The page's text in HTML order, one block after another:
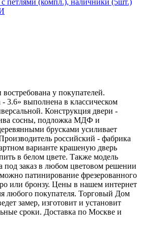
у покупателей.
3.6» выполнена в классическом
Конструкция двери -
сосны, подложка МДФ и
брусками усиливает
российский - фабрика
варианте крашеную дверь
в белом цвете. Также модель
под заказ в любом цветовом решении
патинирование фрезерованного
или бронзу. Цены в нашем интернет
любого покупателя. Торговый Дом
замер, изготовит и установит
сроки. Доставка по Москве и